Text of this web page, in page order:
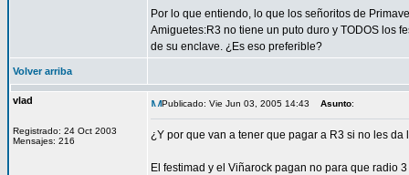
Por lo que entiendo, lo que los señoritos de
Amiguetes:R3 no tiene un puto duro y TODOS los
de su enclave. ¿Es eso preferible?
Volver arriba
vlad
Registrado: 24 Oct 2003
Mensajes: 216
Publicado: Vie Jun 03, 2005 14:43 Asunto:
¿Y por que van a tener que pagar a R3 si no les
El festimad y el Viñarock pagan no para que radio